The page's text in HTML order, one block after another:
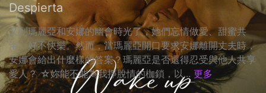
Despierta
又到瑪麗亞和安娜的幽會時光了，她們忘情做愛、甜蜜共
浴，好不快樂。然而，當瑪麗亞開口要求安娜離開丈夫時，
安娜會給出什麼樣的答案？瑪麗亞是否還得忍受與他人共享
愛人？ ☆妳能不能為我掙脫情的枷鎖，以... 更多